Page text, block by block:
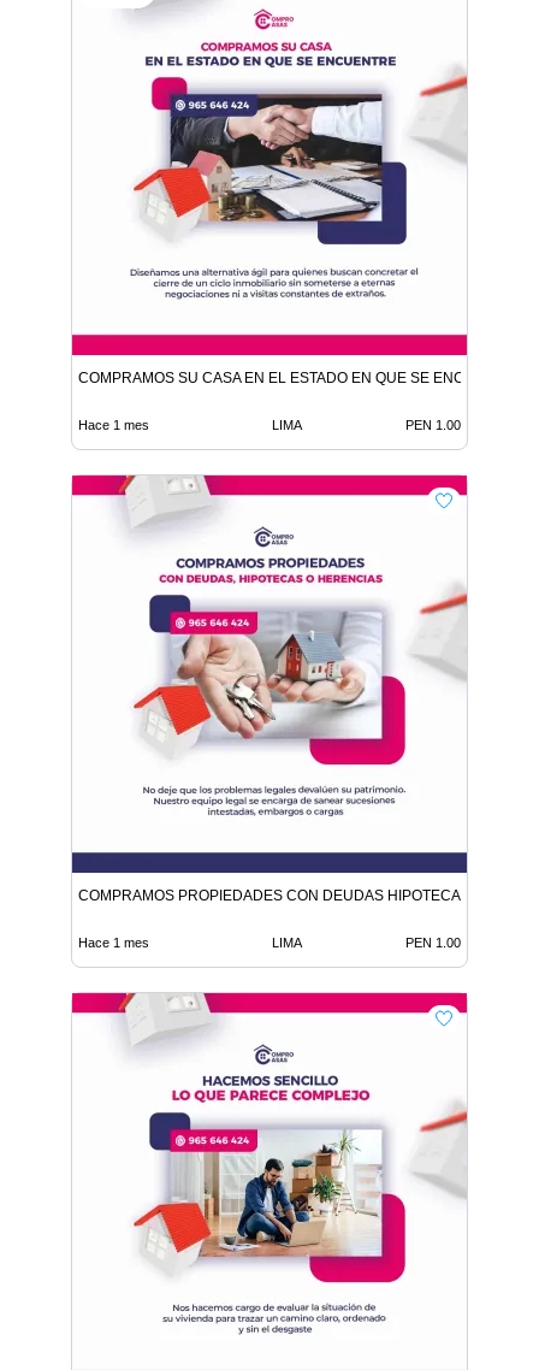
COMPRAMOS SU CASA EN EL ESTADO EN QUE SE ENCUENTRE
Hace 1 mes LIMA PEN 1.00
COMPRAMOS PROPIEDADES CON DEUDAS HIPOTECAS O
Hace 1 mes LIMA PEN 1.00